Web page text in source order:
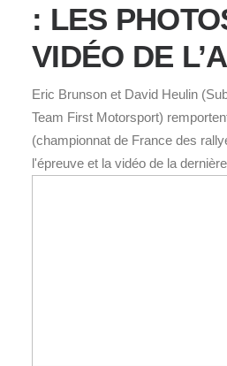
: LES
VIDÉO DE
Eric Brunson et David Heulin
Team First Motorsport)
(championnat de France des
l'épreuve et la vidéo de la